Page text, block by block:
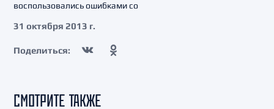
воспользовались ошибками со
31 октября 2013 г.
Поделиться:
СМОТРИТЕ ТАКЖЕ